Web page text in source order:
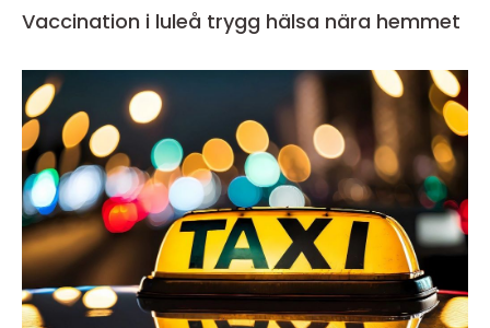
Vaccination i luleå trygg hälsa nära hemmet